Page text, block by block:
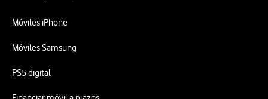
Móviles iPhone
Móviles Samsung
PS5 digital